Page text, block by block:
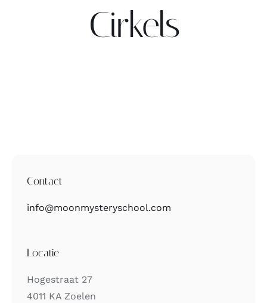
Contact
Cirkels
Contact
info@moonmysteryschool.com
Locatie
Hogestraat 27
4011 KA Zoelen